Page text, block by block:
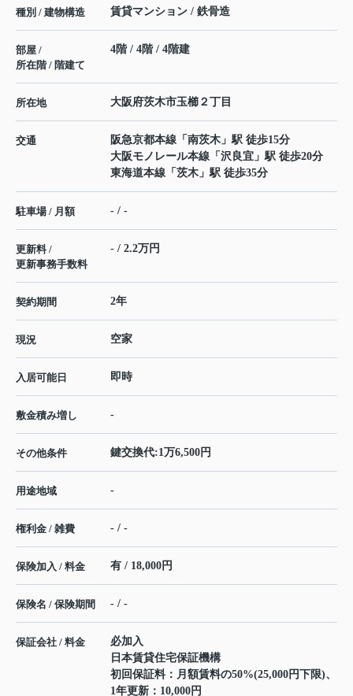
種別 / 建物構造 賃貸マンション / 鉄骨造
部屋 /
所在階 / 階建て
4階 / 4階 / 4階建
所在地 大阪府茨木市玉櫛 ２丁目
交通 阪急京都本線 「 南茨木 」駅 徒歩15分
大阪モノレール本線 「 沢良宜 」駅 徒歩20分
東海道本線 「 茨木 」駅 徒歩35分
駐車場 / 月額 - / -
更新料 /
更新事務手数料
- / 2.2万円
契約期間 2年
現況 空家
入居可能日 即時
敷金積み増し -
その他条件 鍵交換代:1万6,500円
用途地域 -
権利金 / 雑費 - / -
保険加入 / 料金 有 / 18,000円
保険名 / 保険期間 - / -
保証会社 / 料金
必加入
日本賃貸住宅保証機構
初回保証料：月額賃料の50%(25,000円下限)、
1年更新：10,000円